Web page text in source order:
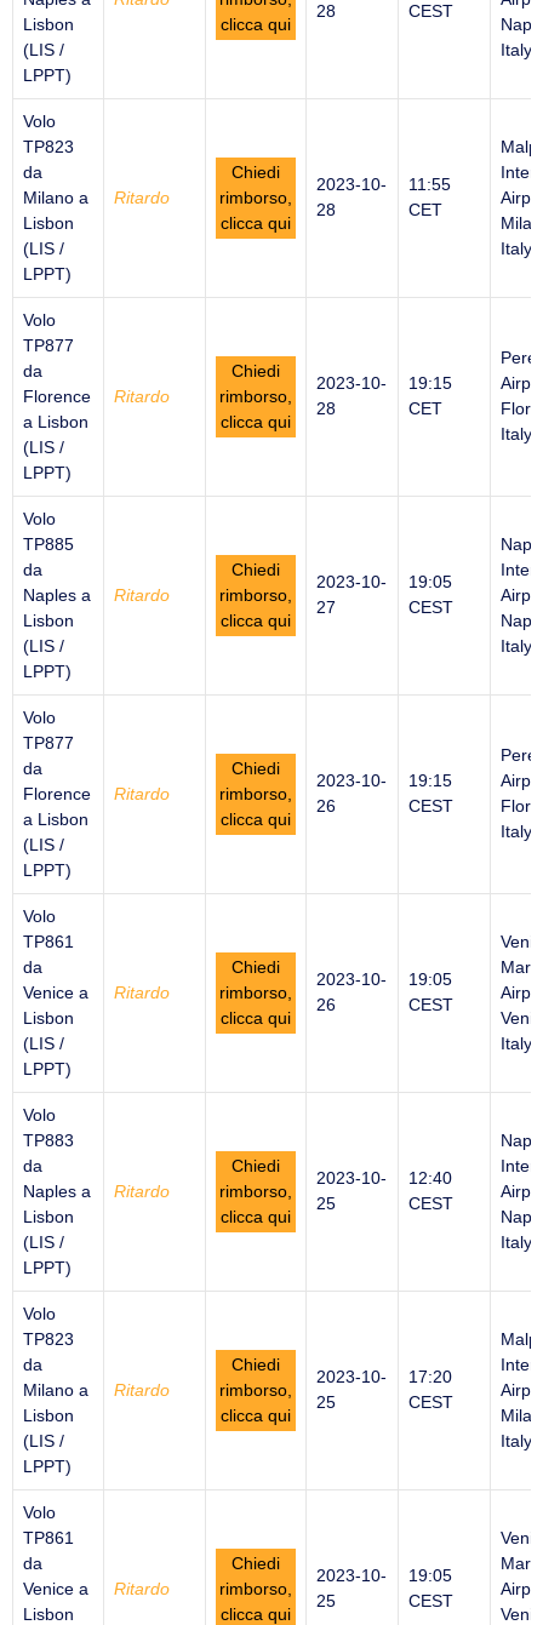
Lisbon
(LIS /
LPPT)
clicca qui
28
CEST
Italy
Volo
TP823
da
Milano a
Lisbon
(LIS /
LPPT)
Ritardo
Chiedi
rimborso,
clicca qui
2023-10-
28
11:55
CET
Italy
Volo
TP877
da
Florence
a Lisbon
(LIS /
LPPT)
Ritardo
Chiedi
rimborso,
clicca qui
2023-10-
28
19:15
CET
Italy
Volo
TP885
da
Naples a
Lisbon
(LIS /
LPPT)
Ritardo
Chiedi
rimborso,
clicca qui
2023-10-
27
19:05
CEST
Italy
Volo
TP877
da
Florence
a Lisbon
(LIS /
LPPT)
Ritardo
Chiedi
rimborso,
clicca qui
2023-10-
26
19:15
CEST
Italy
Volo
TP861
da
Venice a
Lisbon
(LIS /
LPPT)
Ritardo
Chiedi
rimborso,
clicca qui
2023-10-
26
19:05
CEST
Italy
Volo
TP883
da
Naples a
Lisbon
(LIS /
LPPT)
Ritardo
Chiedi
rimborso,
clicca qui
2023-10-
25
12:40
CEST
Italy
Volo
TP823
da
Milano a
Lisbon
(LIS /
LPPT)
Ritardo
Chiedi
rimborso,
clicca qui
2023-10-
25
17:20
CEST
Italy
Volo
TP861
da
Venice a
Lisbon
Ritardo
Chiedi
rimborso,
clicca qui
2023-10-
25
19:05
CEST